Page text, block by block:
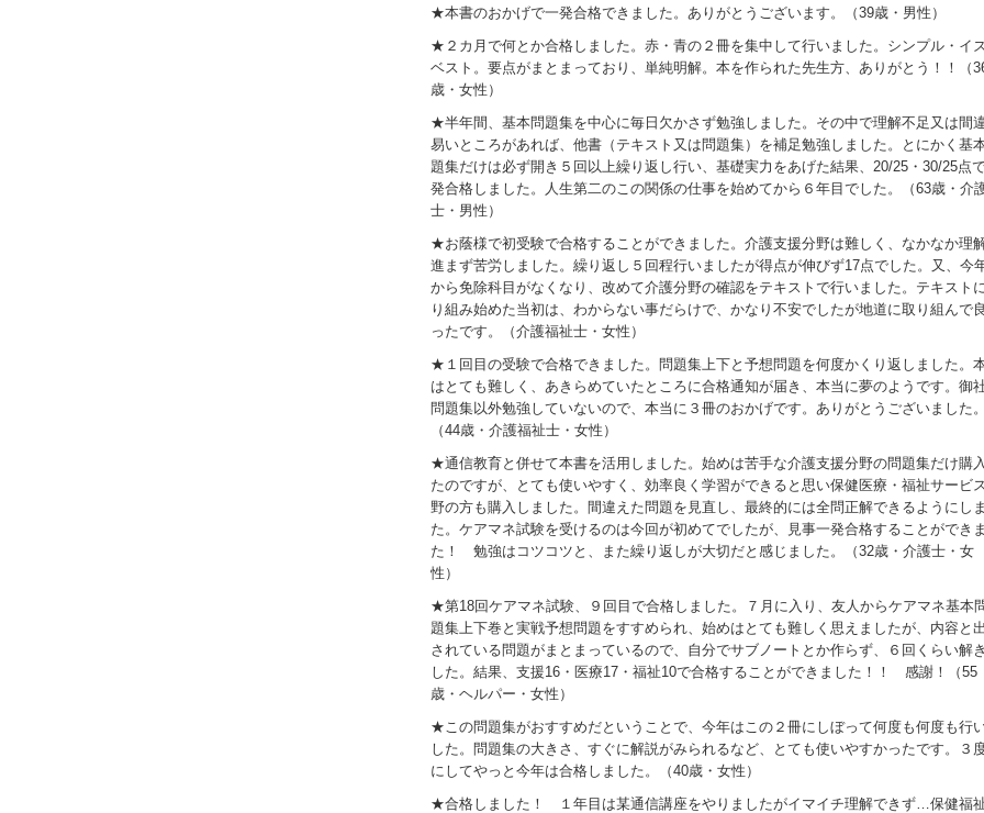
★本書のおかげで一発合格できました。ありがとうございます。（39歳・男性）
★２カ月で何とか合格しました。赤・青の２冊を集中して行いました。シンプル・イ
ベスト。要点がまとまっており、単純明解。本を作られた先生方、ありがとう！！（
歳・女性）
★半年間、基本問題集を中心に毎日欠かさず勉強しました。その中で理解不足又は間
易いところがあれば、他書（テキスト又は問題集）を補足勉強しました。とにかく基
題集だけは必ず開き５回以上繰り返し行い、基礎実力をあげた結果、20/25・30/25点
発合格しました。人生第二のこの関係の仕事を始めてから６年目でした。（63歳・介
士・男性）
★お蔭様で初受験で合格することができました。介護支援分野は難しく、なかなか理
進まず苦労しました。繰り返し５回程行いましたが得点が伸びず17点でした。又、今
から免除科目がなくなり、改めて介護分野の確認をテキストで行いました。テキスト
り組み始めた当初は、わからない事だらけで、かなり不安でしたが地道に取り組んで
ったです。（介護福祉士・女性）
★１回目の受験で合格できました。問題集上下と予想問題を何度かくり返しました。
はとても難しく、あきらめていたところに合格通知が届き、本当に夢のようです。御
問題集以外勉強していないので、本当に３冊のおかげです。ありがとうございました。
（44歳・介護福祉士・女性）
★通信教育と併せて本書を活用しました。始めは苦手な介護支援分野の問題集だけ購
たのですが、とても使いやすく、効率良く学習ができると思い保健医療・福祉サービ
野の方も購入しました。間違えた問題を見直し、最終的には全問正解できるようにし
た。ケアマネ試験を受けるのは今回が初めてでしたが、見事一発合格することができ
た！ 勉強はコツコツと、また繰り返しが大切だと感じました。（32歳・介護士・女
性）
★第18回ケアマネ試験、９回目で合格しました。７月に入り、友人からケアマネ基本
題集上下巻と実戦予想問題をすすめられ、始めはとても難しく思えましたが、内容と
されている問題がまとまっているので、自分でサブノートとか作らず、６回くらい解
した。結果、支援16・医療17・福祉10で合格することができました！！ 感謝！（55
歳・ヘルパー・女性）
★この問題集がおすすめだということで、今年はこの２冊にしぼって何度も何度も行
した。問題集の大きさ、すぐに解説がみられるなど、とても使いやすかったです。３
にしてやっと今年は合格しました。（40歳・女性）
★合格しました！ １年目は某通信講座をやりましたがイマイチ理解できず…保健福